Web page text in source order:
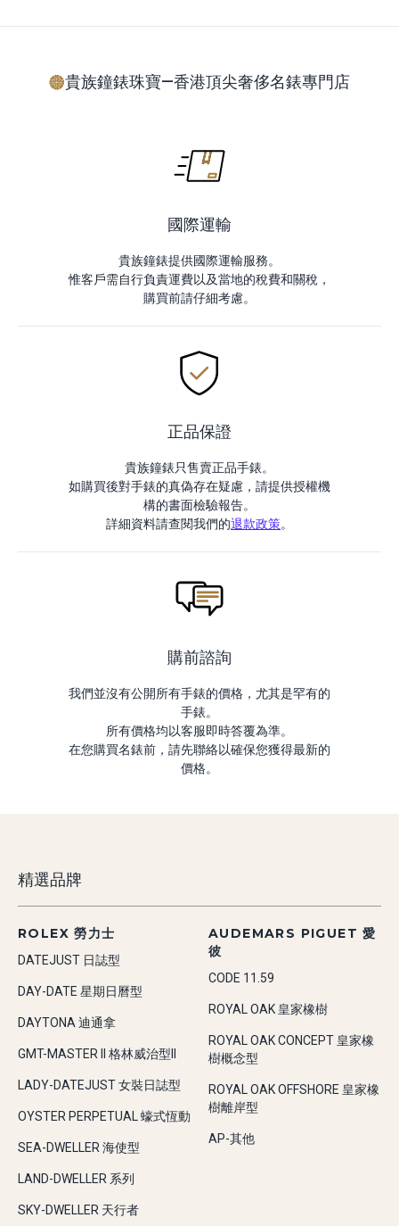
貴族鐘錶珠寶—香港頂尖奢侈名錶專門店
國際運輸
貴族鐘錶提供國際運輸服務。
惟客戶需自行負責運費以及當地的稅費和關稅，
購買前請仔細考慮。
正品保證
貴族鐘錶只售賣正品手錶。
如購買後對手錶的真偽存在疑慮，請提供授權機
構的書面檢驗報告。
詳細資料請查閱我們的退款政策。
購前諮詢
我們並沒有公開所有手錶的價格，尤其是罕有的
手錶。
所有價格均以客服即時答覆為準。
在您購買名錶前，請先聯絡以確保您獲得最新的
價格。
精選品牌
ROLEX 勞力士
DATEJUST 日誌型
DAY-DATE 星期日曆型
DAYTONA 迪通拿
GMT-MASTER II 格林威治型II
LADY-DATEJUST 女裝日誌型
OYSTER PERPETUAL 蠔式恆動
SEA-DWELLER 海使型
LAND-DWELLER 系列
SKY-DWELLER 天行者
AUDEMARS PIGUET 愛
彼
CODE 11.59
ROYAL OAK 皇家橡樹
ROYAL OAK CONCEPT 皇家橡
樹概念型
ROYAL OAK OFFSHORE 皇家橡
樹離岸型
AP-其他